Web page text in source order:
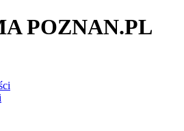
POZNAN.PL